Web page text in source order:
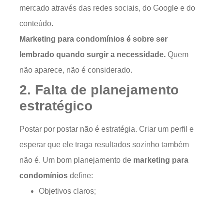
mercado através das redes sociais, do Google e do
conteúdo.
Marketing para condomínios é sobre ser
lembrado quando surgir a necessidade. Quem
não aparece, não é considerado.
2. Falta de planejamento
estratégico
Postar por postar não é estratégia. Criar um perfil e
esperar que ele traga resultados sozinho também
não é. Um bom planejamento de marketing para
condomínios define:
Objetivos claros;